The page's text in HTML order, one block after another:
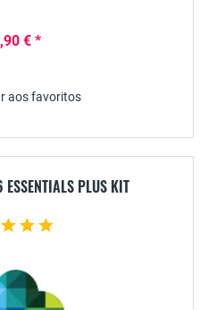
€ *
aos favoritos
ESSENTIALS PLUS KIT